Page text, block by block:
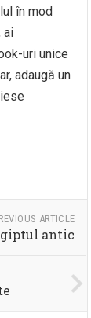
în mod
ai
uri unice
adaugă un
ARTICLE
antic